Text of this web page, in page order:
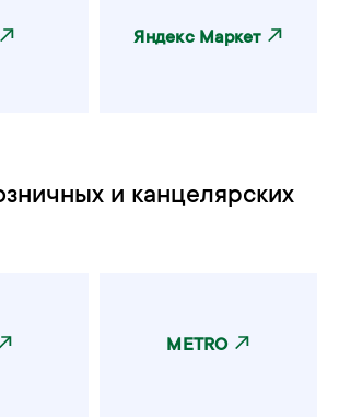
Яндекс Маркет
и канцелярских
METRO